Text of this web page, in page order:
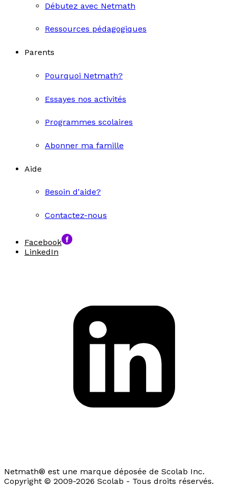
Débutez avec Netmath
Ressources pédagogiques
Parents
Pourquoi Netmath?
Essayes nos activités
Programmes scolaires
Abonner ma famille
Aide
Besoin d'aide?
Contactez-nous
Facebook
LinkedIn
Netmath® est une marque déposée de Scolab Inc.
Copyright © 2009-2026 Scolab - Tous droits réservés.